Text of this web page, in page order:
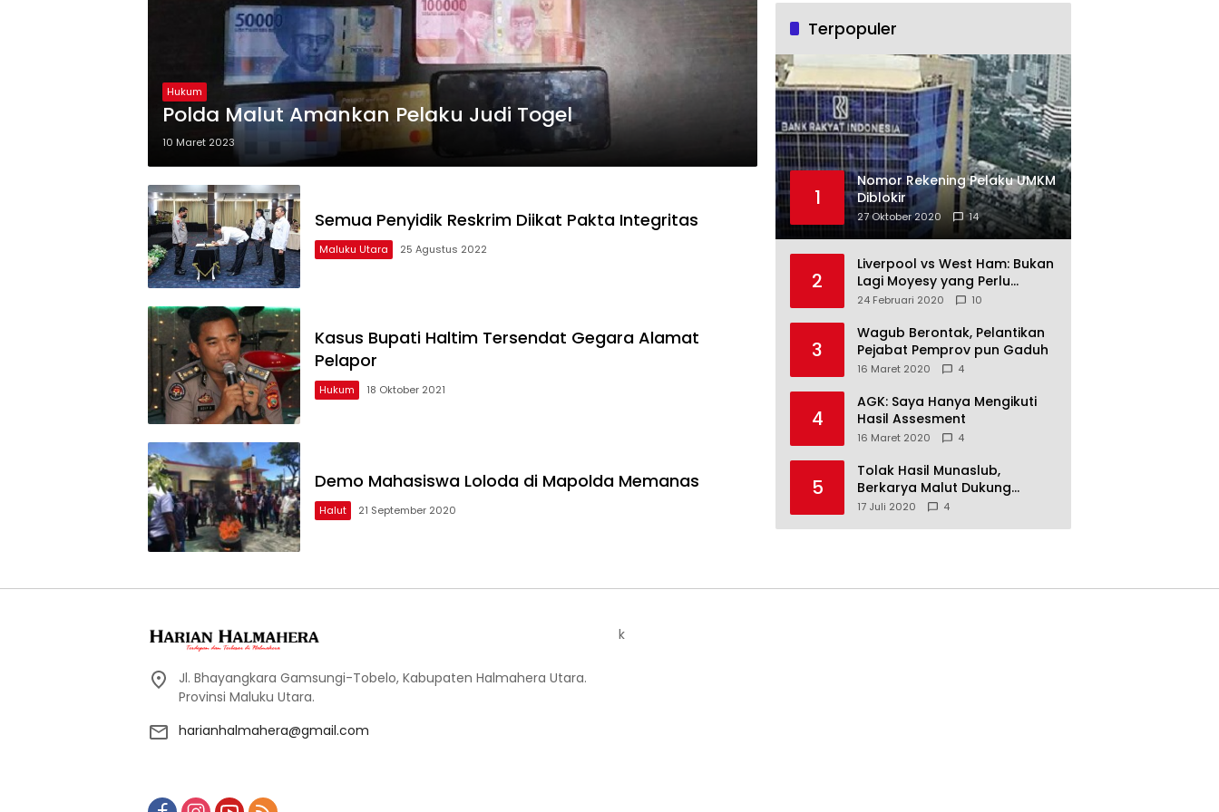
Hukum
Polda Malut Amankan Pelaku Judi Togel
10 Maret 2023
Semua Penyidik Reskrim Diikat Pakta Integritas
Maluku Utara 25 Agustus 2022
Kasus Bupati Haltim Tersendat Gegara Alamat
Pelapor
Hukum 18 Oktober 2021
Demo Mahasiswa Loloda di Mapolda Memanas
Halut 21 September 2020
Terpopuler
1
Nomor Rekening Pelaku UMKM
Diblokir
27 Oktober 2020 14
2
Liverpool vs West Ham: Bukan
Lagi Moyesy yang Perlu
Ditakuti
24 Februari 2020 10
3
Wagub Berontak, Pelantikan
Pejabat Pemprov pun Gaduh
16 Maret 2020 4
4
AGK: Saya Hanya Mengikuti
Hasil Assesment
16 Maret 2020 4
5
Tolak Hasil Munaslub,
Berkarya Malut Dukung
Tommy Soeharto
17 Juli 2020 4
Jl. Bhayangkara Gamsungi-Tobelo, Kabupaten Halmahera Utara.
Provinsi Maluku Utara.
harianhalmahera@gmail.com
k